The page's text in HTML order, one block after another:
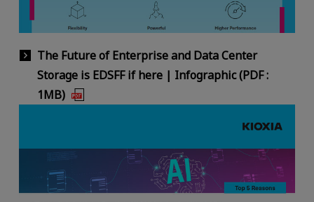
The Future of Enterprise and Data Center
Storage is EDSFF if here | Infographic (PDF :
1MB)